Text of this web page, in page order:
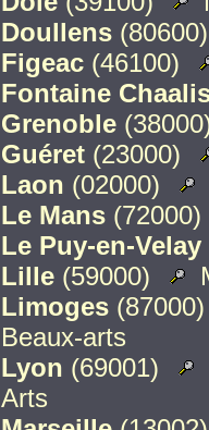
Doullens
Figeac (46100)
Fontaine
Grenoble
Guéret (23000)
Laon (02000)
Le Mans (72000)
Le Puy-en-Velay
Lille (59000)
Limoges
Beaux-arts
Lyon (69001)
Arts